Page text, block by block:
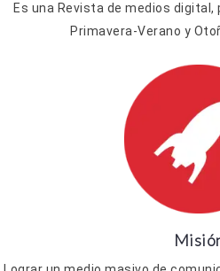
Es una Revista de medios
Primavera-Verano y